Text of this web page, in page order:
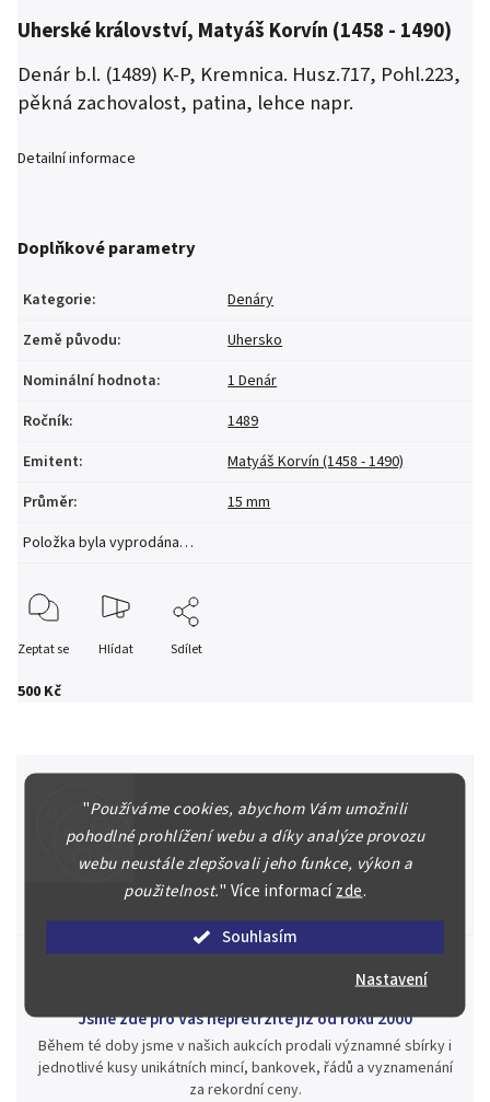
"Používáme cookies, abychom Vám umožnili
pohodlné prohlížení webu a díky analýze provozu
webu neustále zlepšovali jeho funkce, výkon a
použitelnost." Více informacízde.
Souhlasím
Nastavení
500 Kč
Uherské království, Matyáš Korvín (1458 - 1490)
Denár b.l. (1489) K-P, Kremnica. Husz.717, Pohl.223,
pěkná zachovalost, patina, lehce napr.
Detailní informace
Doplňkové parametry
Kategorie:
Denáry
Země původu:
Uhersko
Nominální hodnota:
1 Denár
Ročník:
1489
Emitent:
Matyáš Korvín (1458 - 1490)
Průměr:
15 mm
Položka byla vyprodána…
Zeptat se Hlídat Sdílet
Špičkové služby za nejlepší ceny
Náš kolektiv specialistů a znalců se Vám bude plně věnovat.
Posoudíme kvalitu a pravost Vašeho materiálu, prodáme v naší
Jsme zde pro Vás nepřetržitě již od roku 2000
Během té doby jsme v našich aukcích prodali významné sbírky i
jednotlivé kusy unikátních mincí, bankovek, řádů a vyznamenání
za rekordní ceny.